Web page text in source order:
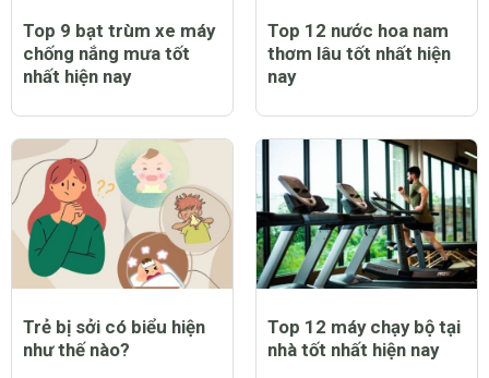
Top 9 bạt trùm xe máy
chống nắng mưa tốt
nhất hiện nay
Top 12 nước hoa nam
thơm lâu tốt nhất hiện
nay
Trẻ bị sởi có biểu hiện
như thế nào?
Top 12 máy chạy bộ tại
nhà tốt nhất hiện nay